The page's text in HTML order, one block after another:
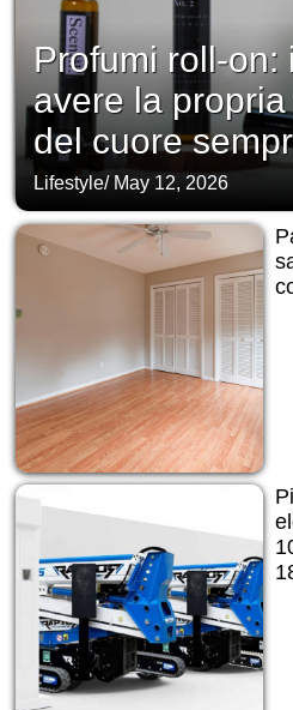
Profumi roll-on:
avere la
del cuore
Lifestyle/ May 12, 2026